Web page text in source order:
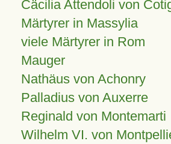
Cäcilia Attendoli von
Märtyrer in Massylia
viele Märtyrer in Rom
Mauger
Nathäus von Achonry
Palladius von Auxerre
Reginald von Montemarti
Wilhelm VI. von